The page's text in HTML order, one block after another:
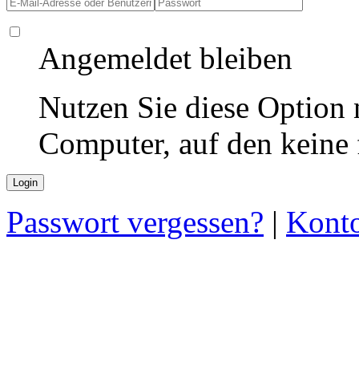
Angemeldet bleiben
Nutzen Sie diese
Computer, auf den
Passwort vergessen? |